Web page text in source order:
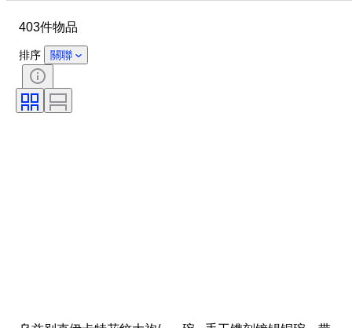
時期
標題
簽名
原件/副本
出售者：
403件物品
排序 關聯